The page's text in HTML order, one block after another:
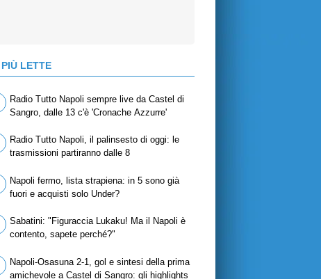
LETTE
Radio Tutto Napoli sempre live da Castel di
Sangro, dalle 13 c'è 'Cronache Azzurre'
Radio Tutto Napoli, il palinsesto di oggi: le
trasmissioni partiranno dalle 8
Napoli fermo, lista strapiena: in 5 sono già
fuori e acquisti solo Under?
Sabatini: "Figuraccia Lukaku! Ma il Napoli è
contento, sapete perché?"
Napoli-Osasuna 2-1, gol e sintesi della prima
amichevole a Castel di Sangro: gli highlights